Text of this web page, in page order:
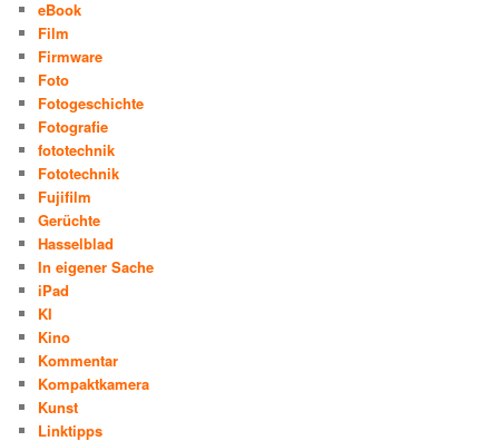
eBook
Film
Firmware
Foto
Fotogeschichte
Fotografie
fototechnik
Fototechnik
Fujifilm
Gerüchte
Hasselblad
In eigener Sache
iPad
KI
Kino
Kommentar
Kompaktkamera
Kunst
Linktipps